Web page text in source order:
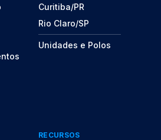
Curitiba/PR
Rio Claro/SP
Unidades e Polos
RECURSOS